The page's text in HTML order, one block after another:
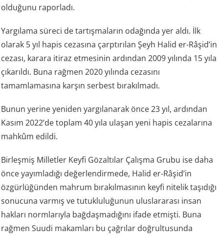
olduğunu raporladı.
Yargılama süreci de tartışmaların odağında yer aldı. İlk
olarak 5 yıl hapis cezasına çarptırılan Şeyh Halid er-Râşid’in
cezası, karara itiraz etmesinin ardından 2009 yılında 15 yıla
çıkarıldı. Buna rağmen 2020 yılında cezasını
tamamlamasına karşın serbest bırakılmadı.
Bunun yerine yeniden yargılanarak önce 23 yıl, ardından
Kasım 2022’de toplam 40 yıla ulaşan yeni hapis cezalarına
mahkûm edildi.
Birleşmiş Milletler Keyfi Gözaltılar Çalışma Grubu ise daha
önce yayımladığı değerlendirmede, Halid er-Râşid’in
özgürlüğünden mahrum bırakılmasının keyfi nitelik taşıdığı
sonucuna varmış ve tutukluluğunun uluslararası insan
hakları normlarıyla bağdaşmadığını ifade etmişti. Buna
rağmen Suudi makamları bu çağrılar doğrultusunda